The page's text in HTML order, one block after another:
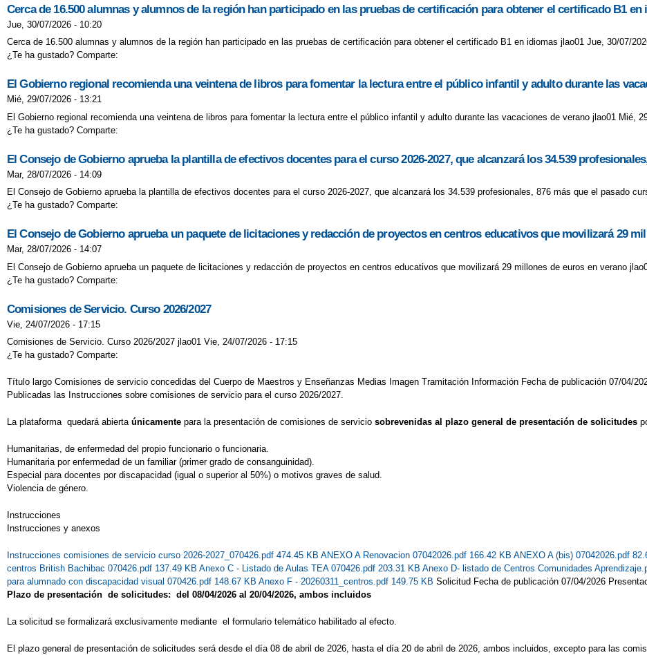
II FASE DE GOT TALENT CEIP VERA CRUZ INFANTIL SE VA A LA GRANJA ESCUELA
MIÉRCOLES DE CARNAVAL NAVIDAD NUESTRO LIBRO GIGANTE VIAJA NUEVO
NUESTRA MOCHILA DE LA PAZ NUESTRAS TARJETAS LLEGAN HOSPITAL ALICANTE
SEMANA DEL LIBRO SEMANA DEL LIBRO SEMANA DEL LIBRO SUSPENSIÓN
SUSPENSIÓN ACTIVIDAD LECTIVA LUNES 20/01/2020 SUSPENSIÓN ACTIVIDADES
“QUE TUS EMOCIONES NO QUEDEN CONFINADAS”
Cerca de 16.500 alumnas y alumnos de la región han participado en las pruebas de certificación para obtener el certificado B1 en
Jue, 30/07/2026 - 10:20
Cerca de 16.500 alumnas y alumnos de la región han participado en las pruebas de certificación para obtener el certificado B1 en idiomas jlao01 Jue, 30/07/
¿Te ha gustado? Comparte:
El Gobierno regional recomienda una veintena de libros para fomentar la lectura entre el público infantil y adulto durante las
Mié, 29/07/2026 - 13:21
El Gobierno regional recomienda una veintena de libros para fomentar la lectura entre el público infantil y adulto durante las vacaciones de verano jlao01 Mié,
¿Te ha gustado? Comparte:
El Consejo de Gobierno aprueba la plantilla de efectivos docentes para el curso 2026-2027, que alcanzará los 34.539
Mar, 28/07/2026 - 14:09
El Consejo de Gobierno aprueba la plantilla de efectivos docentes para el curso 2026-2027, que alcanzará los 34.539 profesionales, 876 más que el pasado
¿Te ha gustado? Comparte:
El Consejo de Gobierno aprueba un paquete de licitaciones y redacción de proyectos en centros educativos que movilizará 29
Mar, 28/07/2026 - 14:07
El Consejo de Gobierno aprueba un paquete de licitaciones y redacción de proyectos en centros educativos que movilizará 29 millones de euros en verano
¿Te ha gustado? Comparte:
Comisiones de Servicio. Curso 2026/2027
Vie, 24/07/2026 - 17:15
Comisiones de Servicio. Curso 2026/2027 jlao01 Vie, 24/07/2026 - 17:15
¿Te ha gustado? Comparte:
Título largo Comisiones de servicio concedidas del Cuerpo de Maestros y Enseñanzas Medias Imagen Tramitación Información Fecha de publicación 07/04/
Publicadas las Instrucciones sobre comisiones de servicio para el curso 2026/2027.
La plataforma quedará abierta únicamente para la presentación de comisiones de servicio sobrevenidas al plazo general de presentación de solicitudes
Humanitarias, de enfermedad del propio funcionario o funcionaria.
Humanitaria por enfermedad de un familiar (primer grado de consanguinidad).
Especial para docentes por discapacidad (igual o superior al 50%) o motivos graves de salud.
Violencia de género.
Instrucciones
Instrucciones y anexos
Instrucciones comisiones de servicio curso 2026-2027_070426.pdf 474.45 KB ANEXO A Renovacion 07042026.pdf 166.42 KB ANEXO A (bis) 07042026.pdf
centros British Bachibac 070426.pdf 137.49 KB Anexo C - Listado de Aulas TEA 070426.pdf 203.31 KB Anexo D- listado de Centros Comunidades
para alumnado con discapacidad visual 070426.pdf 148.67 KB Anexo F - 20260311_centros.pdf 149.75 KB Solicitud Fecha de publicación 07/04/2026
Plazo de presentación de solicitudes: del 08/04/2026 al 20/04/2026, ambos incluidos
La solicitud se formalizará exclusivamente mediante el formulario telemático habilitado al efecto.
El plazo general de presentación de solicitudes será desde el día 08 de abril de 2026, hasta el día 20 de abril de 2026, ambos incluidos, excepto para las